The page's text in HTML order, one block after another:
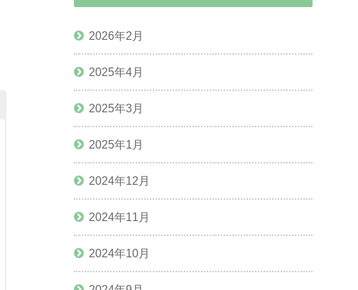
2026年2月
2025年4月
2025年3月
2025年1月
2024年12月
2024年11月
2024年10月